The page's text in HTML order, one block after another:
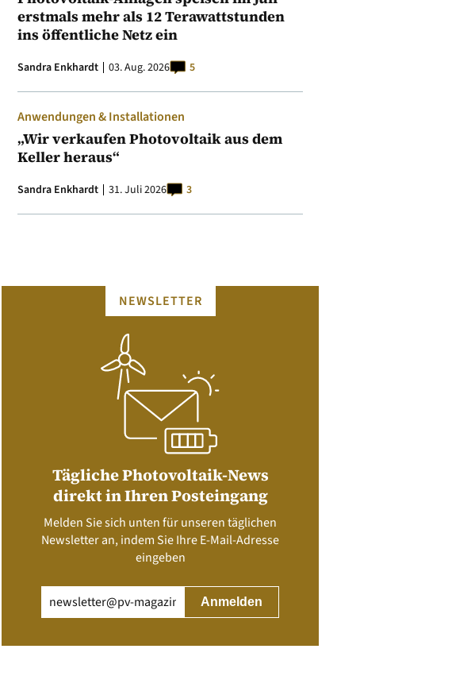
erstmals mehr als 12 Terawattstunden
ins öffentliche Netz ein
Sandra Enkhardt 03. Aug. 2026 5
Anwendungen & Installationen
„Wir verkaufen Photovoltaik aus dem
Keller heraus“
Sandra Enkhardt 31. Juli 2026 3
NEWSLETTER
Tägliche Photovoltaik-News
direkt in Ihren Posteingang
Melden Sie sich unten für unseren täglichen
Newsletter an, indem Sie Ihre E-Mail-Adresse
eingeben
(erforderlich)